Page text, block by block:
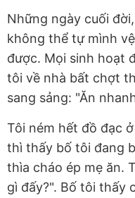
Những ngày cuối
không thể tự mình
được. Mọi sinh hoạt
tôi về nhà bất chợt
sang sảng: "Ăn
Tôi ném hết đồ đạc
thì thấy bố tôi đang
thìa cháo ép mẹ ăn.
gì đấy?". Bố tôi thấy